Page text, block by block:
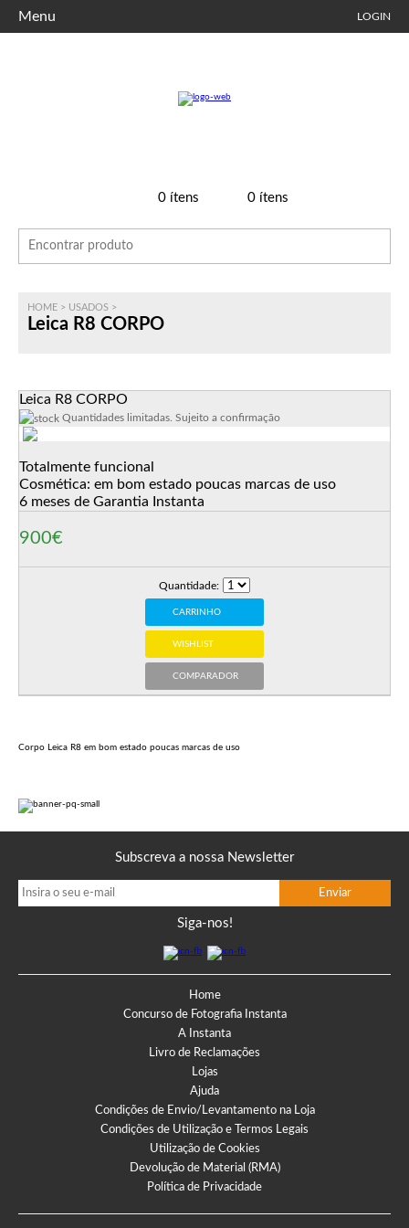
Menu LOGIN
0ítens 0ítens
HOME > USADOS >
Leica R8 CORPO
Leica R8 CORPO
Quantidades limitadas. Sujeito a confirmação
Totalmente funcional
Cosmética: em bom estado poucas marcas de uso
6 meses de Garantia Instanta
900€
Quantidade:
CARRINHO
WISHLIST
COMPARADOR
Corpo Leica R8 em bom estado poucas marcas de uso
Subscreva a nossa Newsletter
Siga-nos!
Home
Concurso de Fotografia Instanta
A Instanta
Livro de Reclamações
Lojas
Ajuda
Condições de Envio/Levantamento na Loja
Condições de Utilização e Termos Legais
Utilização de Cookies
Devolução de Material (RMA)
Política de Privacidade